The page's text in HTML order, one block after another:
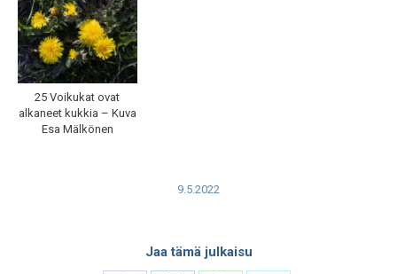
25 Voikukat ovat
alkaneet kukkia – Kuva
Esa Mälkönen
9.5.2022
Jaa tämä julkaisu